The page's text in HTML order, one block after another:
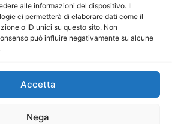
alle informazioni del dispositivo. Il
ci permetterà di elaborare dati come il
o ID unici su questo sito. Non
può influire negativamente su alcune
Accetta
Nega
Maurizio Scaglione
Maria Calabrese
P.IVA: 06334930820
Società Cooperativa a r.l. è
Operatori di Comunicazione al